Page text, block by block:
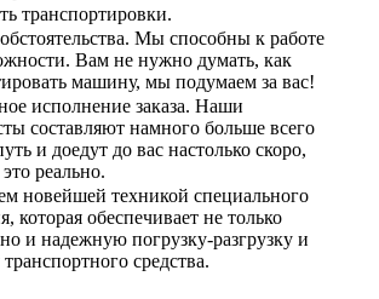
транспортировки.
Мы способны к работе
Вам не нужно думать, как
машину, мы подумаем за вас!
исполнение заказа. Наши
составляют намного больше всего
и доедут до вас настолько скоро,
реально.
новейшей техникой специального
которая обеспечивает не только
и надежную погрузку-разгрузку и
средства.